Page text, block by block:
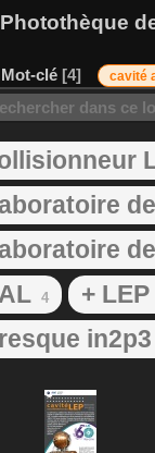
Photothèque
Mot-clé 4 cavité
dans ce
4
+ LEP